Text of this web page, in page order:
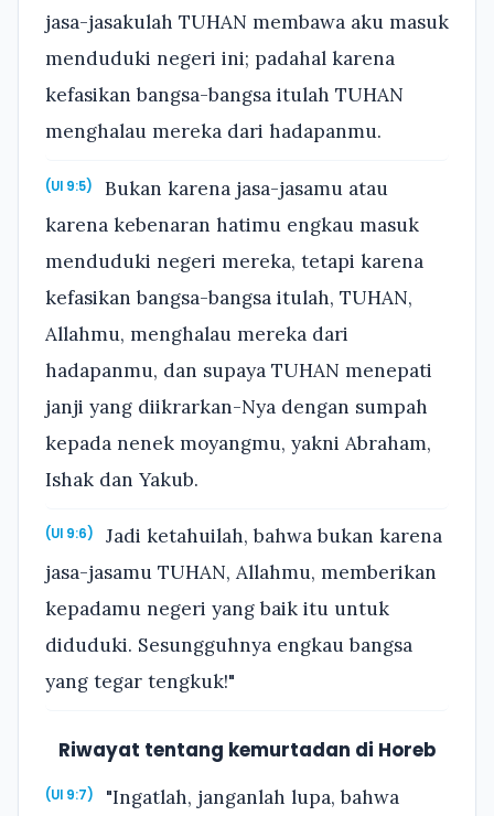
jasa-jasakulah TUHAN membawa aku masuk
menduduki negeri ini; padahal karena
kefasikan bangsa-bangsa itulah TUHAN
menghalau mereka dari hadapanmu.
(Ul 9:5)
Bukan karena jasa-jasamu atau
karena kebenaran hatimu engkau masuk
menduduki negeri mereka, tetapi karena
kefasikan bangsa-bangsa itulah, TUHAN,
Allahmu, menghalau mereka dari
hadapanmu, dan supaya TUHAN menepati
janji yang diikrarkan-Nya dengan sumpah
kepada nenek moyangmu, yakni Abraham,
Ishak dan Yakub.
(Ul 9:6)
Jadi ketahuilah, bahwa bukan karena
jasa-jasamu TUHAN, Allahmu, memberikan
kepadamu negeri yang baik itu untuk
diduduki. Sesungguhnya engkau bangsa
yang tegar tengkuk!"
Riwayat tentang kemurtadan di Horeb
(Ul 9:7) "Ingatlah, janganlah lupa, bahwa